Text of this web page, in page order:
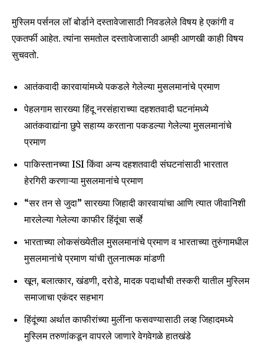
मुस्लिम पर्सनल लॉ बोर्डाने दस्तावेजासाठी निवडलेले विषय हे एकांगी व
एकतर्फी आहेत. त्यांना समतोल दस्तावेजासाठी आम्ही आणखी काही विषय
सुचवतो.
आतंकवादी कारवायांमध्ये पकडले गेलेल्या मुसलमानांचे प्रमाण
पेहलगाम सारख्या हिंदू नरसंहाराच्या दहशतवादी घटनांमध्ये
आतंकवाद्यांना छुपे सहाय्य करताना पकडल्या गेलेल्या मुसलमानांचे
प्रमाण
पाकिस्तानच्या ISI किंवा अन्य दहशतवादी संघटनांसाठी भारतात
हेरगिरी करणाऱ्या मुसलमानांचे प्रमाण
“सर तन से जुदा” सारख्या जिहादी कारवायांचा आणि त्यात जीवानिशी
मारलेल्या गेलेल्या काफीर हिंदूंचा सर्व्हे
भारताच्या लोकसंख्येतील मुसलमानांचे प्रमाण व भारताच्या तुरुंगामधील
मुसलमानांचे प्रमाण यांची तुलनात्मक मांडणी
खून, बलात्कार, खंडणी, दरोडे, मादक पदार्थांची तस्करी यातील मुस्लिम
समाजाचा एकंदर सहभाग
हिंदूंच्या अर्थात काफीरांच्या मुलींना फसवण्यासाठी लव्ह जिहादमध्ये
मुस्लिम तरुणांकडून वापरले जाणारे वेगवेगळे हातखंडे